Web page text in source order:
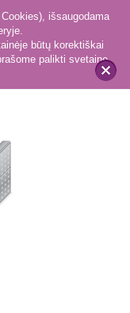
x
išsaugodama
būtų korektiškai
palikti svetainę.
51